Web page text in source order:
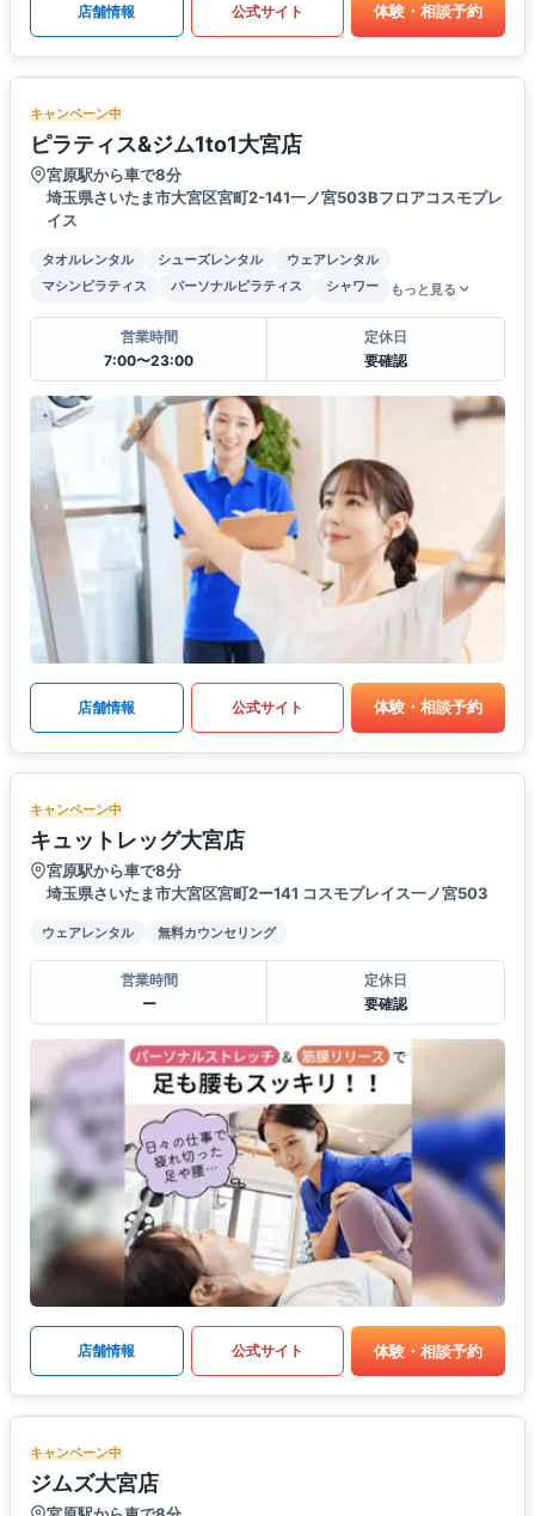
店舗情報 公式サイト 体験・相談予約
キャンペーン中
ピラティス&ジム1to1大宮店
宮原駅から車で8分
埼玉県さいたま市大宮区宮町2-141一ノ宮503Bフロアコスモプレ
イス
タオルレンタル シューズレンタル
ウェアレンタル
マシンピラティス
パーソナルピラティス シャワー もっと見る
営業時間
7:00〜23:00
定休日
要確認
店舗情報 公式サイト 体験・相談予約
キャンペーン中
キュットレッグ大宮店
宮原駅から車で8分
埼玉県さいたま市大宮区宮町2ー141 コスモプレイス一ノ宮503
ウェアレンタル 無料カウンセリング
営業時間
ー
定休日
要確認
店舗情報 公式サイト 体験・相談予約
キャンペーン中
ジムズ大宮店